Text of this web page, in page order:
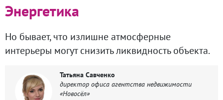
Энергетика
Но бывает, что излишне атмосферные
интерьеры могут снизить ликвидность объекта.
Татьяна Савченко
директор офиса агентства недвижимости
«Новосёл»